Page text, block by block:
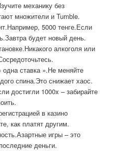
механику без
множители и Tumble.
5000 тенге.Если
будет новый день.
алкоголя или
одна ставка ».Не меняйте
спина.Это снижает хаос.
достигли 1000x – забирайте
в казино
как платят другим.
игры – это
деньги.